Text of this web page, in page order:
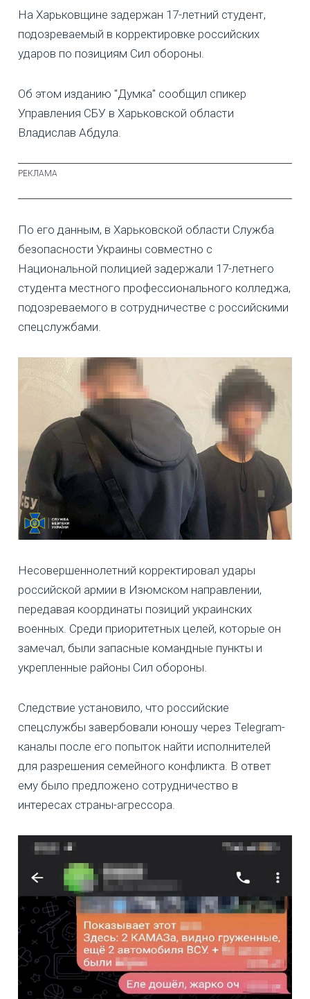
На Харьковщине задержан 17-летний студент,
подозреваемый в корректировке российских
ударов по позициям Сил обороны.
Об этом изданию "Думка" сообщил спикер
Управления СБУ в Харьковской области
Владислав Абдула.
По его данным, в Харьковской области Служба
безопасности Украины совместно с
Национальной полицией задержали 17-летнего
студента местного профессионального колледжа,
подозреваемого в сотрудничестве с российскими
спецслужбами.
Несовершеннолетний корректировал удары
российской армии в Изюмском направлении,
передавая координаты позиций украинских
военных. Среди приоритетных целей, которые он
замечал, были запасные командные пункты и
укрепленные районы Сил обороны.
Следствие установило, что российские
спецслужбы завербовали юношу через Telegram-
каналы после его попыток найти исполнителей
для разрешения семейного конфликта. В ответ
ему было предложено сотрудничество в
интересах страны-агрессора.